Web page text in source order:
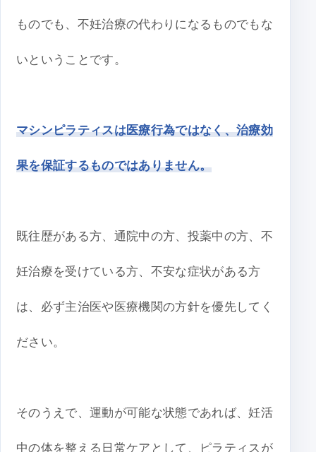
ものでも、不妊治療の代わりになるものでもな
いということです。
マシンピラティスは医療行為ではなく、治療効
果を保証するものではありません。
既往歴がある方、通院中の方、投薬中の方、不
妊治療を受けている方、不安な症状がある方
は、必ず主治医や医療機関の方針を優先してく
ださい。
そのうえで、運動が可能な状態であれば、妊活
中の体を整える日常ケアとして、ピラティスが